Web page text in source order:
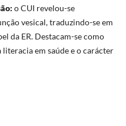
o CUI revelou-se
vesical, traduzindo-se em
da ER. Destacam-se como
em saúde e o carácter